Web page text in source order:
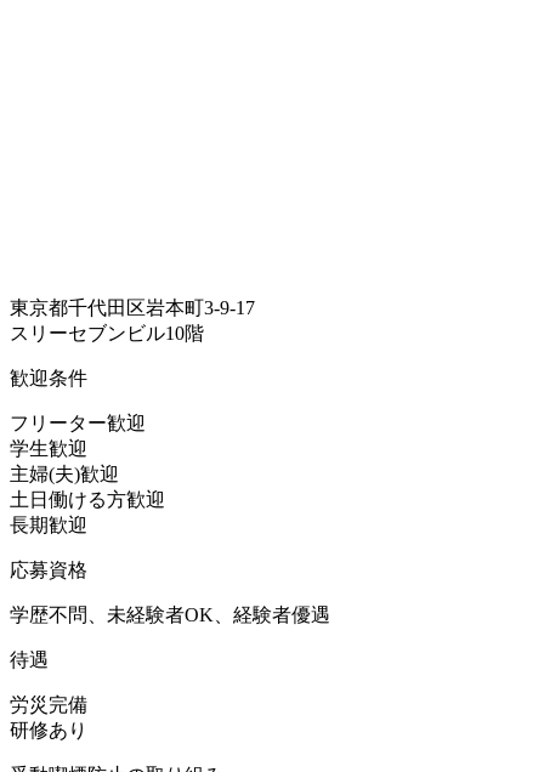
東京都千代田区岩本町3-9-17
スリーセブンビル10階
歓迎条件
フリーター歓迎
学生歓迎
主婦(夫)歓迎
土日働ける方歓迎
長期歓迎
応募資格
学歴不問、未経験者OK、経験者優遇
待遇
労災完備
研修あり